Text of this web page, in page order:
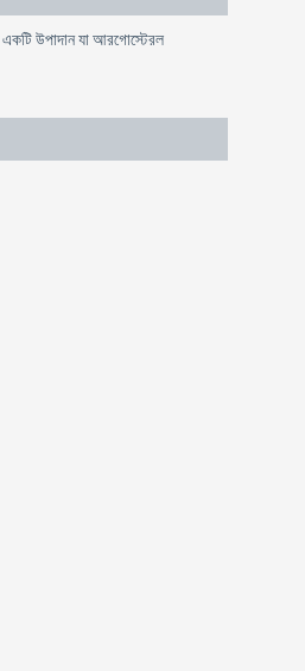
উপাদান যা আরগোস্টেরল